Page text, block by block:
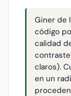
Giner de
código
calidad
claros).
en un